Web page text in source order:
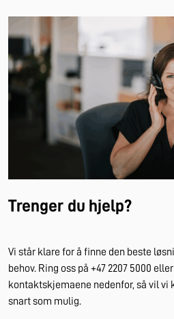
Trenger du hjelp?
Vi står klare for å finne den beste
behov. Ring oss på +47 2207 5000
kontaktskjemaene nedenfor, så vil vi
snart som mulig.